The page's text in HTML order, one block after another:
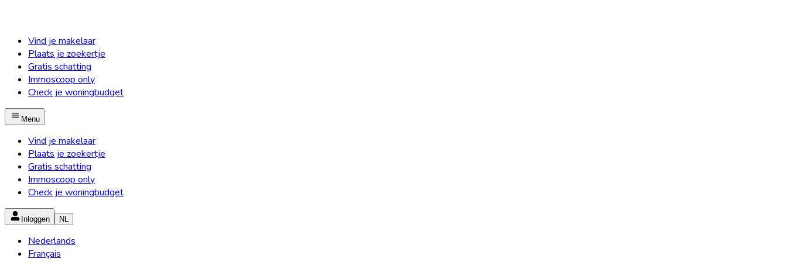
Vind je makelaar
Plaats je zoekertje
Gratis schatting
Immoscoop only
Check je woningbudget
Menu
Vind je makelaar
Plaats je zoekertje
Gratis schatting
Immoscoop only
Check je woningbudget
Inloggen NL
Nederlands
Français